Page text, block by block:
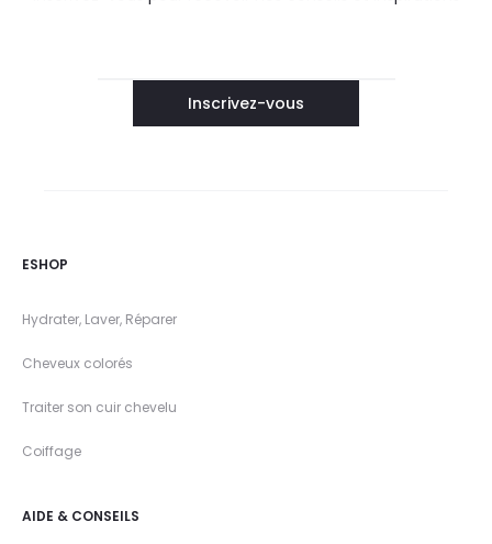
ESHOP
Hydrater, Laver, Réparer
Cheveux colorés
Traiter son cuir chevelu
Coiffage
AIDE & CONSEILS